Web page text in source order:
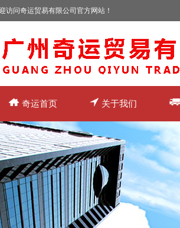
访问奇运贸易有限公司官方网站！
奇运首页 关于我们